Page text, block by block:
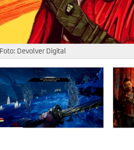
Foto: Devolver Digital